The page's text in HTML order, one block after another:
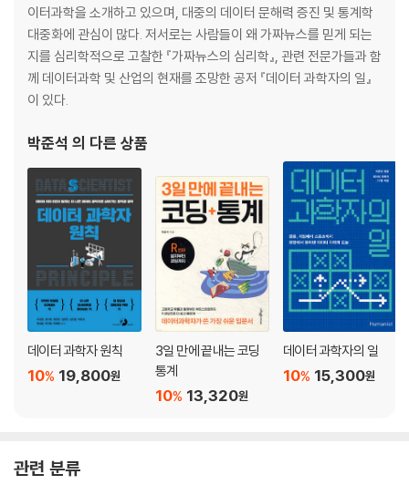
에필로그
이터과학을 소개하고 있으며, 대중의 데이터 문해력 증진 및 통계학
대중화에 관심이 많다. 저서로는 사람들이 왜 가짜뉴스를 믿게 되는
지를 심리학적으로 고찰한 『가짜뉴스의 심리학』, 관련 전문가들과 함
께 데이터과학 및 산업의 현재를 조망한 공저 『데이터 과학자의 일』
이 있다.
박준석 의 다른 상품
데이터 과학자 원칙
19,800원
10%
3일 만에 끝내는 코딩
통계
13,320원
10%
데이터 과학자의 일
15,300원
10%
관련 분류